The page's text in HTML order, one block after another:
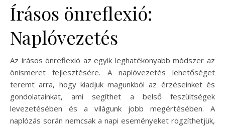
Írásos önreflexió:
Naplóvezetés
Az írásos önreflexió az egyik leghatékonyabb módszer az
önismeret fejlesztésére. A naplóvezetés lehetőséget
teremt arra, hogy kiadjuk magunkból az érzéseinket és
gondolatainkat, ami segíthet a belső feszültségek
levezetésében és a világunk jobb megértésében. A
naplózás során nemcsak a napi eseményeket rögzíthetjük,